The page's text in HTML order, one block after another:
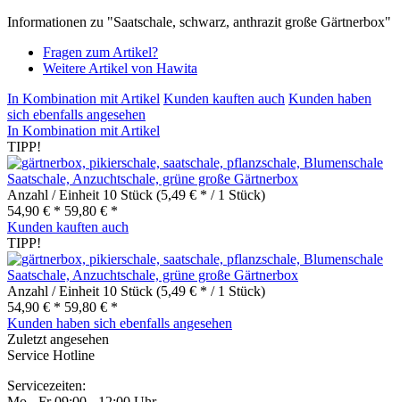
Informationen zu "Saatschale, schwarz, anthrazit große Gärtnerbox"
Fragen zum Artikel?
Weitere Artikel von Hawita
In Kombination mit Artikel Kunden kauften auch Kunden haben
sich ebenfalls angesehen
In Kombination mit Artikel
TIPP!
Saatschale, Anzuchtschale, grüne große Gärtnerbox
Anzahl / Einheit 10 Stück (5,49 € * / 1 Stück)
54,90 € * 59,80 € *
Kunden kauften auch
TIPP!
Saatschale, Anzuchtschale, grüne große Gärtnerbox
Anzahl / Einheit 10 Stück (5,49 € * / 1 Stück)
54,90 € * 59,80 € *
Kunden haben sich ebenfalls angesehen
Zuletzt angesehen
Service Hotline
Servicezeiten: